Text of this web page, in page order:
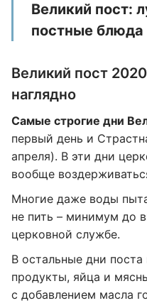
Великий пост:
постные блюда
Великий пост
наглядно
Самые строгие дни
первый день и
апреля). В эти дни
вообще
Многие даже воды
не пить – минимум до
церковной службе.
В остальные дни
продукты, яйца и
с добавлением масла